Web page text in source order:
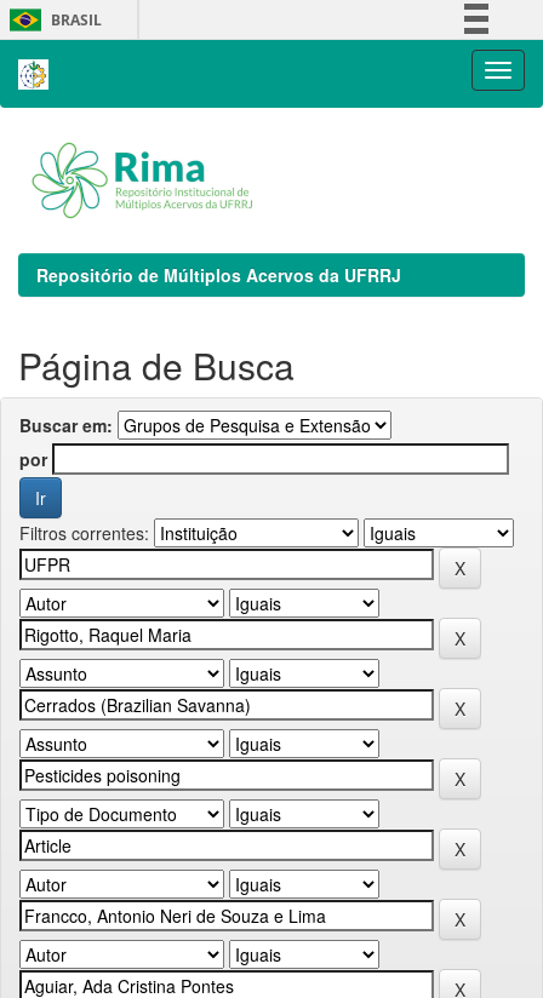
Skip
navigation
BRASIL
Repositório de Múltiplos Acervos da UFRRJ
Página de Busca
Buscar em:
por
Filtros correntes: